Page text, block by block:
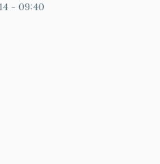
- 09:40